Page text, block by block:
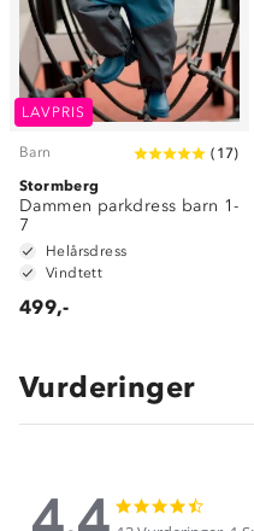
LAVPRIS
Barn ( 17)
Stormberg
Dammen parkdress barn 1-
7
Helårsdress
Vindtett
499,-
Vurderinger
4.4